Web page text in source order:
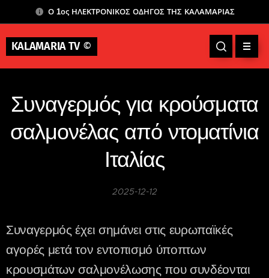
Ο 1ος ΗΛΕΚΤΡΟΝΙΚΟΣ ΟΔΗΓΟΣ ΤΗΣ ΚΑΛΑΜΑΡΙΑΣ
KALAMARIA TV©
Συναγερμός για κρούσματα
σαλμονέλας από ντοματίνια
Ιταλίας
2025-12-12
Συναγερμός έχει σημάνει στις ευρωπαϊκές
αγορές μετά τον εντοπισμό ύποπτων
κρουσμάτων σαλμονέλωσης που συνδέονται